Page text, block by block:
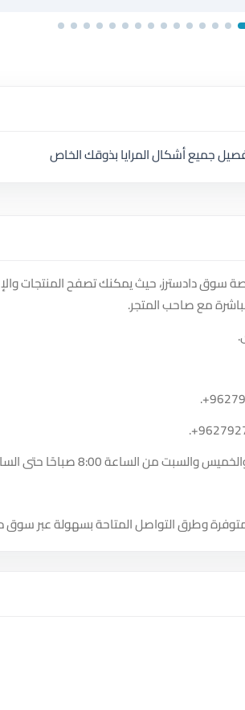
جميع أشكال المرايا بذوقك الخاص
سوق دادسترز، حيث يمكنك تصفح المنتجات
مع صاحب المتجر.
.
.
الساعة 8:00 صباحًا حتى الساعة 6:00 مساءً.
وطرق التواصل المتاحة بسهولة عبر سوق